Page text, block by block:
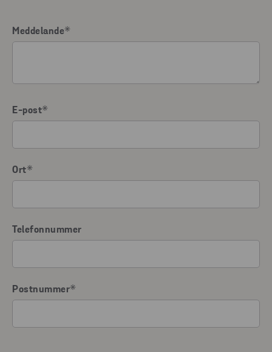
Meddelande*
E-post*
Ort*
Telefonnummer
Postnummer*